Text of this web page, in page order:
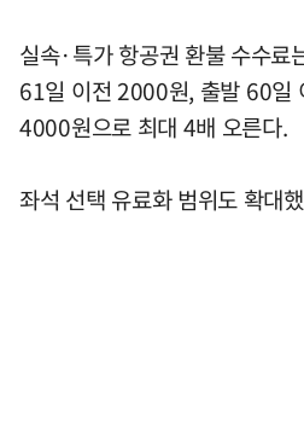
실속·특가 항공권 환불 수수
61일 이전 2000원, 출발 60일
4000원으로 최대 4배 오른다.
좌석 선택 유료화 범위도 확대